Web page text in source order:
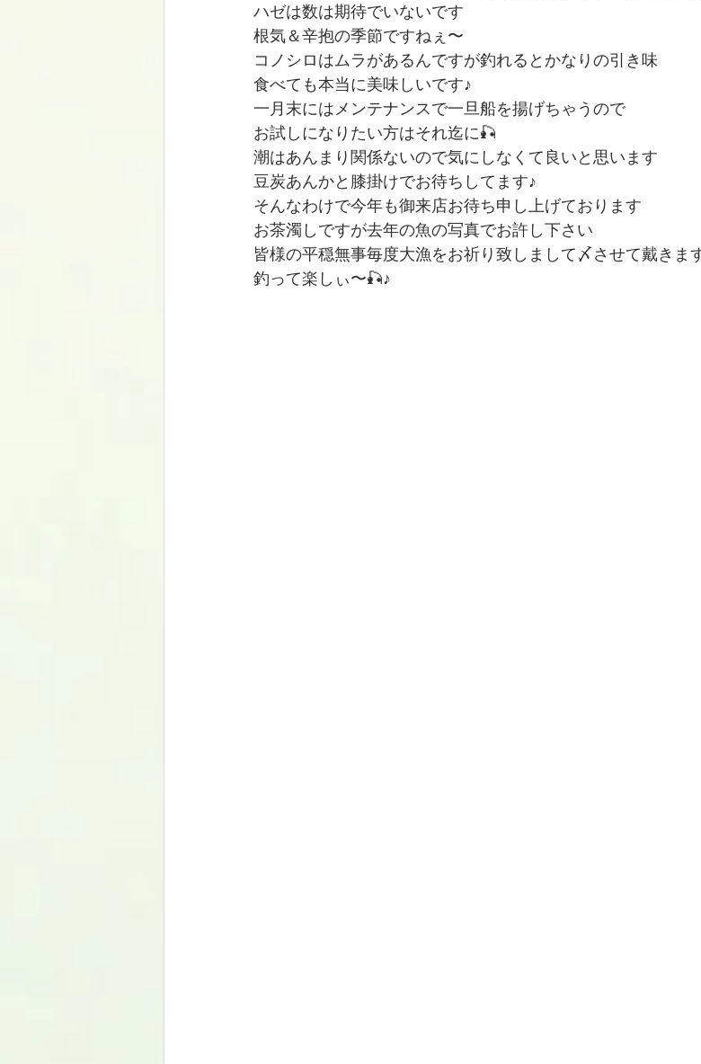
ハゼは数は期待でいないです
根気＆辛抱の季節ですねぇ〜
コノシロはムラがあるんですが釣れるとかなりの引き味
食べても本当に美味しいです♪
一月末にはメンテナンスで一旦船を揚げちゃうので
お試しになりたい方はそれ迄に🎣
潮はあんまり関係ないので気にしなくて良いと思います
豆炭あんかと膝掛けでお待ちしてます♪
そんなわけで今年も御来店お待ち申し上げております
お茶濁しですが去年の魚の写真でお許し下さい
皆様の平穏無事毎度大漁をお祈り致しまして〆させて戴きま
釣って楽しぃ〜🎣♪